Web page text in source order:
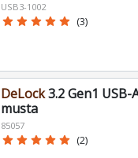
USB3-1002
star star star star star (3)
DeLock3.2 Gen1
musta
85057
star star star star star (2)